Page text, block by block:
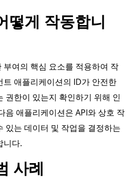
떻게 작동합니
부여의 핵심 요소를 적용하여 작
트 애플리케이션의 ID가 안전한
권한이 있는지 확인하기 위해 인
음 애플리케이션은 API와 상호 작
있는 데이터 및 작업을 결정하는
니다.
사례